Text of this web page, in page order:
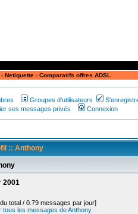
- Netiquette- Comparatifs offres ADSL
Groupes d'utilisateurs
ses messages privés Connexion
:: Anthony
2001
total / 0.79 messages par jour]
tous les messages de Anthony